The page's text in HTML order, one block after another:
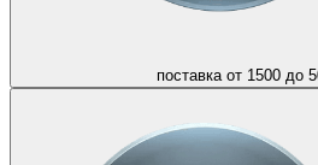
поставка от 1500 до